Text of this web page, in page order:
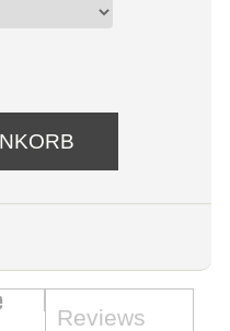
Reviews